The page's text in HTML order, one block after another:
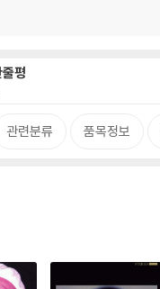
평
관련분류 품목정보